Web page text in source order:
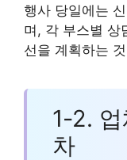
행사 당일에는
며, 각 부스별 상
선을 계획하는
1-2.
차